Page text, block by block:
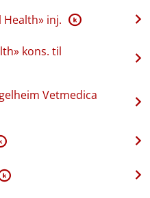
Health» inj. K
kons. til
Vetmedica